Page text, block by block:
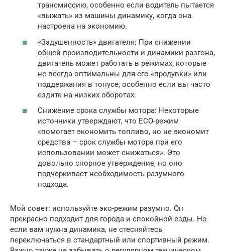
трансмиссию, особенно если водитель пытается
«выжать» из машины динамику, когда она
настроена на экономию.
«Задушенность» двигателя: При снижении
общей производительности и динамики разгона,
двигатель может работать в режимах, которые
не всегда оптимальны для его «продувки» или
поддержания в тонусе, особенно если вы часто
ездите на низких оборотах.
Снижение срока службы мотора: Некоторые
источники утверждают, что ECO-режим
«помогает экономить топливо, но не экономит
средства – срок службы мотора при его
использовании может снижаться». Это
довольно спорное утверждение, но оно
подчеркивает необходимость разумного
подхода.
Мой совет: используйте эко-режим разумно. Он
прекрасно подходит для города и спокойной езды. Но
если вам нужна динамика, не стесняйтесь
переключаться в стандартный или спортивный режим.